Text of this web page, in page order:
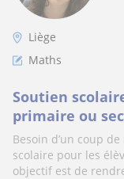
Liège
Maths
Soutien
primaire ou
première
Besoin d’un coup
scolaire pour les
objectif est de